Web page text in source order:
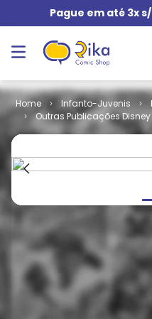
Pague em até 3x
Infanto-Juvenis
Outras Publicações Disney